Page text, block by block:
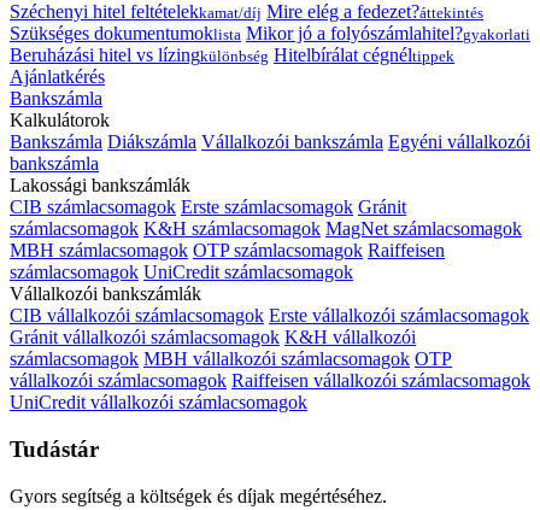
Széchenyi hitel feltételekkamat/díj Mire elég a fedezet?áttekintés
Szükséges dokumentumoklista Mikor jó a folyószámlahitel?gyakorlati
Beruházási hitel vs lízingkülönbség Hitelbírálat cégnéltippek
Ajánlatkérés
Bankszámla
Kalkulátorok
Bankszámla Diákszámla Vállalkozói bankszámla Egyéni vállalkozói
bankszámla
Lakossági bankszámlák
CIB számlacsomagok Erste számlacsomagok Gránit
számlacsomagok K&H számlacsomagok MagNet számlacsomagok
MBH számlacsomagok OTP számlacsomagok Raiffeisen
számlacsomagok UniCredit számlacsomagok
Vállalkozói bankszámlák
CIB vállalkozói számlacsomagok Erste vállalkozói számlacsomagok
Gránit vállalkozói számlacsomagok K&H vállalkozói
számlacsomagok MBH vállalkozói számlacsomagok OTP
vállalkozói számlacsomagok Raiffeisen vállalkozói számlacsomagok
UniCredit vállalkozói számlacsomagok
Tudástár
Gyors segítség a költségek és díjak megértéséhez.